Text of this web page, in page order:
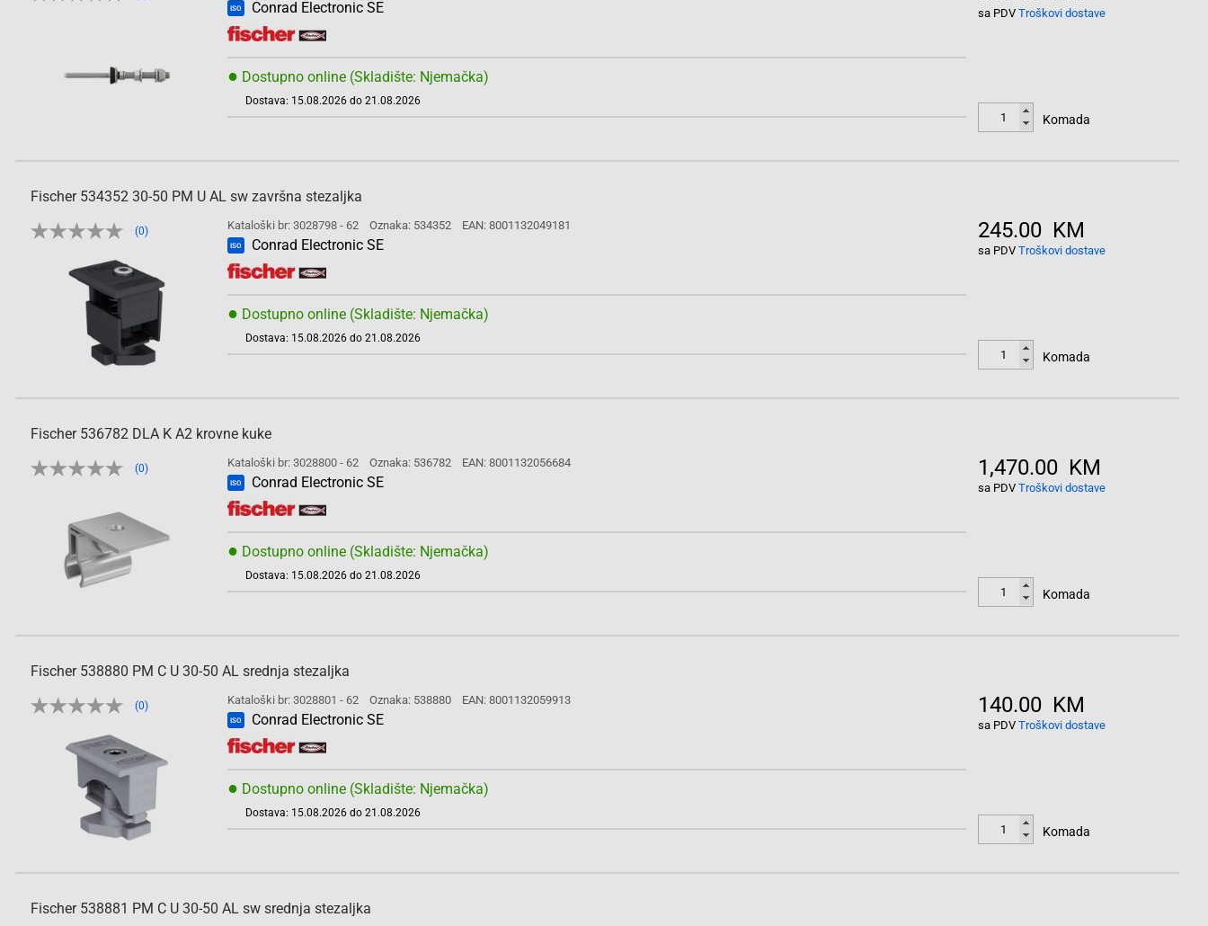
ISO Conrad Electronic SE
● Dostupno online (Skladište: Njemačka)
Dostava: 15.08.2026 do 21.08.2026
sa PDV Troškovi dostave
Komada
Fischer 534352 30-50 PM U AL sw završna stezaljka
(0) Kataloški br: 3028798 - 62 Oznaka: 534352 EAN: 8001132049181
ISO Conrad Electronic SE
● Dostupno online (Skladište: Njemačka)
Dostava: 15.08.2026 do 21.08.2026
245.00 KM
sa PDV Troškovi dostave
Komada
Fischer 536782 DLA K A2 krovne kuke
(0) Kataloški br: 3028800 - 62 Oznaka: 536782 EAN: 8001132056684
ISO Conrad Electronic SE
● Dostupno online (Skladište: Njemačka)
Dostava: 15.08.2026 do 21.08.2026
1,470.00 KM
sa PDV Troškovi dostave
Komada
Fischer 538880 PM C U 30-50 AL srednja stezaljka
(0) Kataloški br: 3028801 - 62 Oznaka: 538880 EAN: 8001132059913
ISO Conrad Electronic SE
● Dostupno online (Skladište: Njemačka)
Dostava: 15.08.2026 do 21.08.2026
140.00 KM
sa PDV Troškovi dostave
Komada
Fischer 538881 PM C U 30-50 AL sw srednja stezaljka